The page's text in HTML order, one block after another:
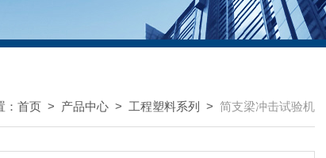
首页 > 产品中心 > 工程塑料系列 > 简支梁冲击试验机